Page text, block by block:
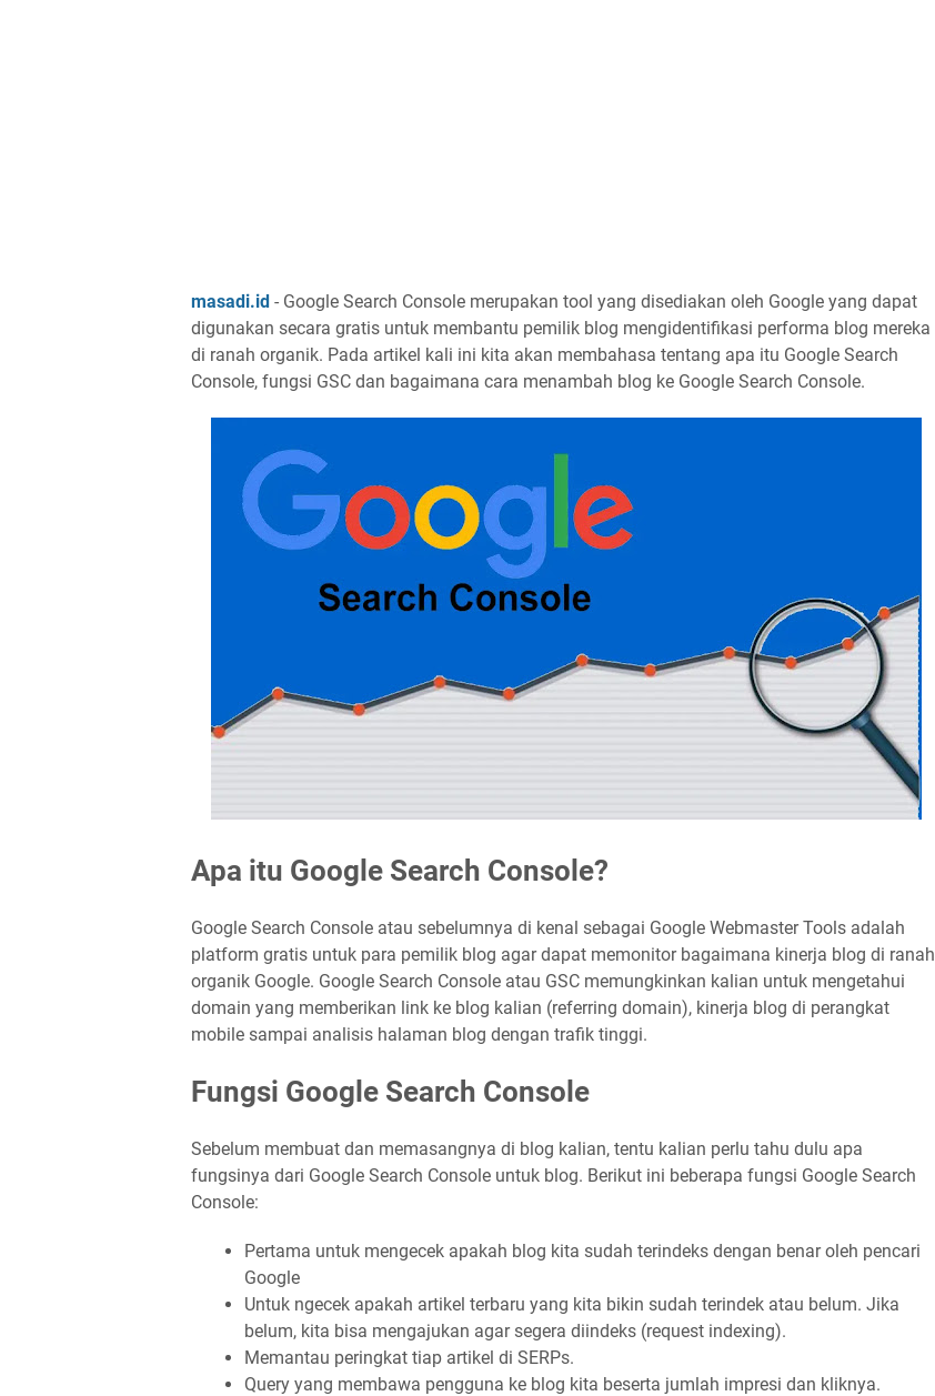
masadi.id - Google Search Console merupakan tool yang disediakan oleh Google yang dapat
digunakan secara gratis untuk membantu pemilik blog mengidentifikasi performa blog mereka
di ranah organik. Pada artikel kali ini kita akan membahasa tentang apa itu Google Search
Console, fungsi GSC dan bagaimana cara menambah blog ke Google Search Console.
Apa itu Google Search Console?
Google Search Console atau sebelumnya di kenal sebagai Google Webmaster Tools adalah
platform gratis untuk para pemilik blog agar dapat memonitor bagaimana kinerja blog di ranah
organik Google. Google Search Console atau GSC memungkinkan kalian untuk mengetahui
domain yang memberikan link ke blog kalian (referring domain), kinerja blog di perangkat
mobile sampai analisis halaman blog dengan trafik tinggi.
Fungsi Google Search Console
Sebelum membuat dan memasangnya di blog kalian, tentu kalian perlu tahu dulu apa
fungsinya dari Google Search Console untuk blog. Berikut ini beberapa fungsi Google Search
Console:
Pertama untuk mengecek apakah blog kita sudah terindeks dengan benar oleh pencari
Google
Untuk ngecek apakah artikel terbaru yang kita bikin sudah terindek atau belum. Jika
belum, kita bisa mengajukan agar segera diindeks (request indexing).
Memantau peringkat tiap artikel di SERPs.
Query yang membawa pengguna ke blog kita beserta jumlah impresi dan kliknya.